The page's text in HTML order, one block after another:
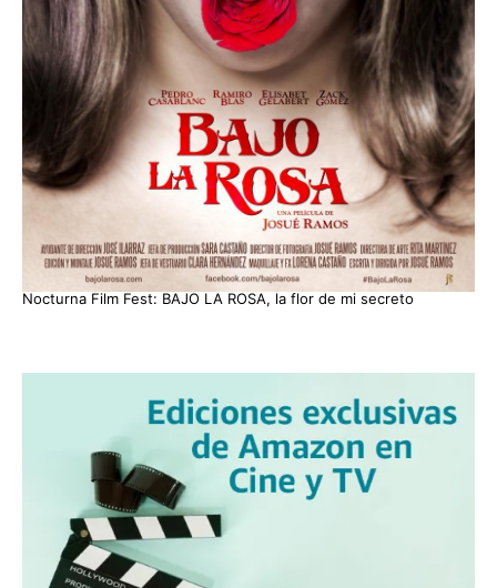
Nocturna Film Fest: BAJO LA ROSA, la flor de mi secreto